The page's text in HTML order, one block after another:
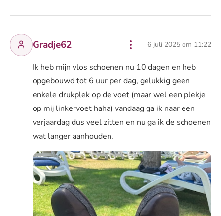
Gradje62 6 juli 2025 om 11:22
Ik heb mijn vlos schoenen nu 10 dagen en heb
opgebouwd tot 6 uur per dag, gelukkig geen
enkele drukplek op de voet (maar wel een plekje
op mij linkervoet haha) vandaag ga ik naar een
verjaardag dus veel zitten en nu ga ik de schoenen
wat langer aanhouden.